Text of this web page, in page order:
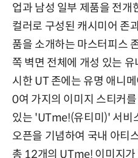
업과 남성 일부 제품을 전
컬러로 구성된 캐시미어 존
품을 소개하는 마스터피스
쪽 벽면 전체에 개성 있는
시한 UT 존에는 유명 애니
0여 가지의 이미지 스티커
있는 'UTme!(유티미)' 서비
오픈을 기념하여 국내 아티
총 12개의 UTme! 이미지가